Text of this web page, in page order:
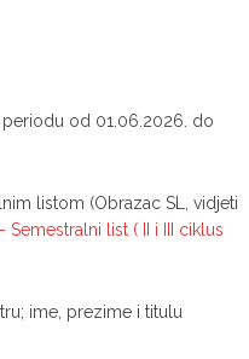
od 01.06.2026. do
listom (Obrazac SL, vidjeti
Semestralni list ( II i III ciklus
ime, prezime i titulu